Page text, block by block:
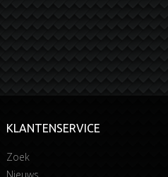
KLANTENSERVICE
Zoek
Nieuws